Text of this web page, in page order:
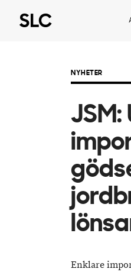
NYHETER
JSM:
Enklare